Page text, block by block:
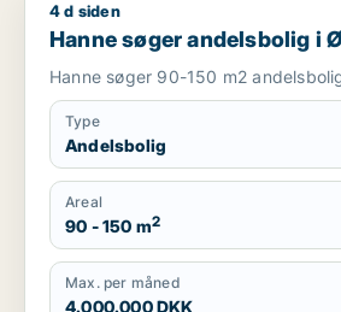
Hanne søger andelsbolig i Østerbro
4 d siden
Hanne søger andelsbolig i
Hanne søger 90-150 m2
Type
Andelsbolig
Areal
90 - 150 m2
Max. per måned
4.000.000 DKK